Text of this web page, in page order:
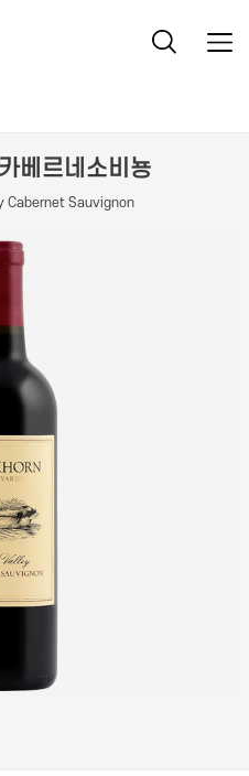
베르네소비뇽
Cabernet Sauvignon